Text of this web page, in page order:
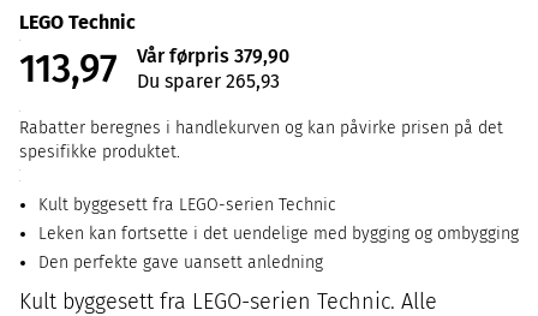
LEGO Technic
113,97
Vår førpris 379,90
Du sparer 265,93
Rabatter beregnes i handlekurven og kan påvirke prisen på det
spesifikke produktet.
Kult byggesett fra LEGO-serien Technic
Leken kan fortsette i det uendelige med bygging og ombygging
Den perfekte gave uansett anledning
Kult byggesett fra LEGO-serien Technic. Alle